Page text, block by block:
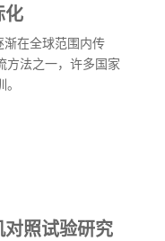
化
在全球范围内传
方法之一，许多国家
照试验研究